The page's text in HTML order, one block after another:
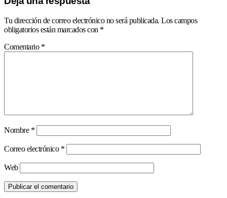
Tu dirección de correo electrónico no será publicada. Los campos
obligatorios están marcados con *
Comentario *
Nombre *
Correo electrónico *
Web